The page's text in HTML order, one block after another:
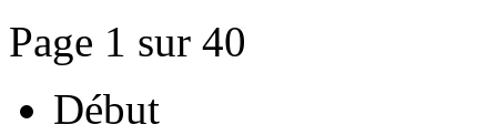
Page 1 sur 40
Début